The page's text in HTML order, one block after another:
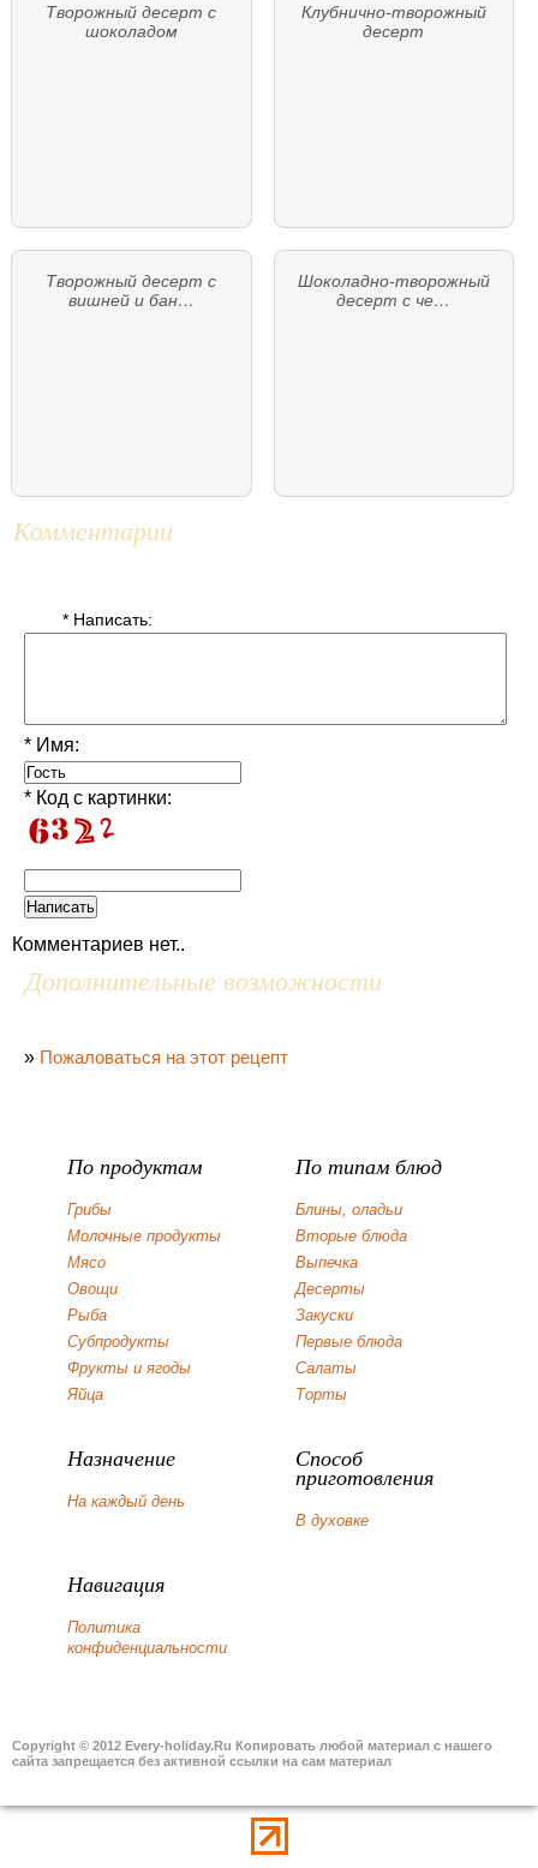
Творожный десерт с
шоколадом
Клубнично-творожный
десерт
Творожный десерт с
вишней и бан…
Шоколадно-творожный
десерт с че…
Комментарии
* Написать:
* Имя:
* Код с картинки:
Комментариев нет..
Дополнительные возможности
» Пожаловаться на этот рецепт
По продуктам
Грибы
Молочные продукты
Мясо
Овощи
Рыба
Субпродукты
Фрукты и ягоды
Яйца
По типам блюд
Блины, оладьи
Вторые блюда
Выпечка
Десерты
Закуски
Первые блюда
Салаты
Торты
Назначение
На каждый день
Способ
приготовления
В духовке
Навигация
Политика
конфиденциальности
Copyright © 2012 Every-holiday.Ru Копировать любой материал с нашего
сайта запрещается без активной ссылки на сам материал